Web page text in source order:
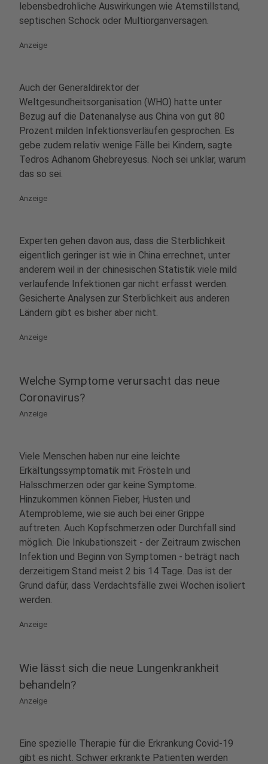
lebensbedrohliche Auswirkungen wie Atemstillstand,
septischen Schock oder Multiorganversagen.
Anzeige
Auch der Generaldirektor der
Weltgesundheitsorganisation (WHO) hatte unter
Bezug auf die Datenanalyse aus China von gut 80
Prozent milden Infektionsverläufen gesprochen. Es
gebe zudem relativ wenige Fälle bei Kindern, sagte
Tedros Adhanom Ghebreyesus. Noch sei unklar, warum
das so sei.
Anzeige
Experten gehen davon aus, dass die Sterblichkeit
eigentlich geringer ist wie in China errechnet, unter
anderem weil in der chinesischen Statistik viele mild
verlaufende Infektionen gar nicht erfasst werden.
Gesicherte Analysen zur Sterblichkeit aus anderen
Ländern gibt es bisher aber nicht.
Anzeige
Welche Symptome verursacht das neue
Coronavirus?
Anzeige
Viele Menschen haben nur eine leichte
Erkältungssymptomatik mit Frösteln und
Halsschmerzen oder gar keine Symptome.
Hinzukommen können Fieber, Husten und
Atemprobleme, wie sie auch bei einer Grippe
auftreten. Auch Kopfschmerzen oder Durchfall sind
möglich. Die Inkubationszeit - der Zeitraum zwischen
Infektion und Beginn von Symptomen - beträgt nach
derzeitigem Stand meist 2 bis 14 Tage. Das ist der
Grund dafür, dass Verdachtsfälle zwei Wochen isoliert
werden.
Anzeige
Wie lässt sich die neue Lungenkrankheit
behandeln?
Anzeige
Eine spezielle Therapie für die Erkrankung Covid-19
gibt es nicht. Schwer erkrankte Patienten werden